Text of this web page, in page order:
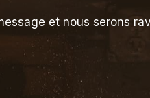
et nous serons